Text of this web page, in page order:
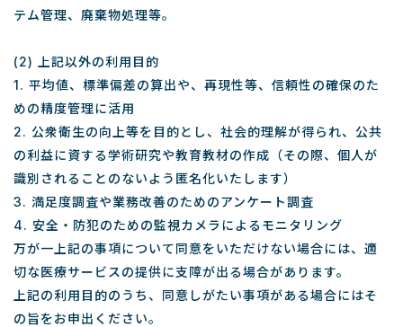
テム管理、廃棄物処理等。
(2) 上記以外の利用目的
1. 平均値、標準偏差の算出や、再現性等、信頼性の確保のた
めの精度管理に活用
2. 公衆衛生の向上等を目的とし、社会的理解が得られ、公共
の利益に資する学術研究や教育教材の作成（その際、個人が
識別されることのないよう匿名化いたします）
3. 満足度調査や業務改善のためのアンケート調査
4. 安全・防犯のための監視カメラによるモニタリング
万が一上記の事項について同意をいただけない場合には、適
切な医療サービスの提供に支障が出る場合があります。
上記の利用目的のうち、同意しがたい事項がある場合にはそ
の旨をお申出ください。